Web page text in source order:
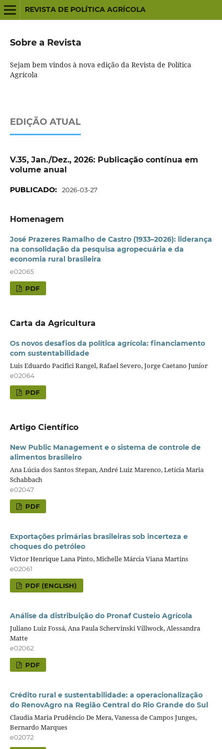
REVISTA DE POLÍTICA AGRÍCOLA
Sobre a Revista
Sejam bem vindos à nova edição da Revista de Política
Agrícola
EDIÇÃO ATUAL
V.35, Jan./Dez., 2026: Publicação contínua em
volume anual
PUBLICADO: 2026-03-27
Homenagem
José Prazeres Ramalho de Castro (1933–2026): liderança
na consolidação da pesquisa agropecuária e da
economia rural brasileira
e02065
PDF
Carta da Agricultura
Os novos desafios da política agrícola: financiamento
com sustentabilidade
Luis Eduardo Pacifici Rangel, Rafael Severo, Jorge Caetano Juníor
e02064
PDF
Artigo Científico
New Public Management e o sistema de controle de
alimentos brasileiro
Ana Lúcia dos Santos Stepan, André Luiz Marenco, Letícia Maria
Schabbach
e02047
PDF
Exportações primárias brasileiras sob incerteza e
choques do petróleo
Victor Henrique Lana Pinto, Michelle Márcia Viana Martins
e02061
PDF (ENGLISH)
Análise da distribuição do Pronaf Custeio Agrícola
Juliano Luiz Fossá, Ana Paula Schervinski Villwock, Alessandra
Matte
e02062
PDF
Crédito rural e sustentabilidade: a operacionalização
do RenovAgro na Região Central do Rio Grande do Sul
Claudia Maria Prudêncio De Mera, Vanessa de Campos Junges,
Bernardo Marques
e02072